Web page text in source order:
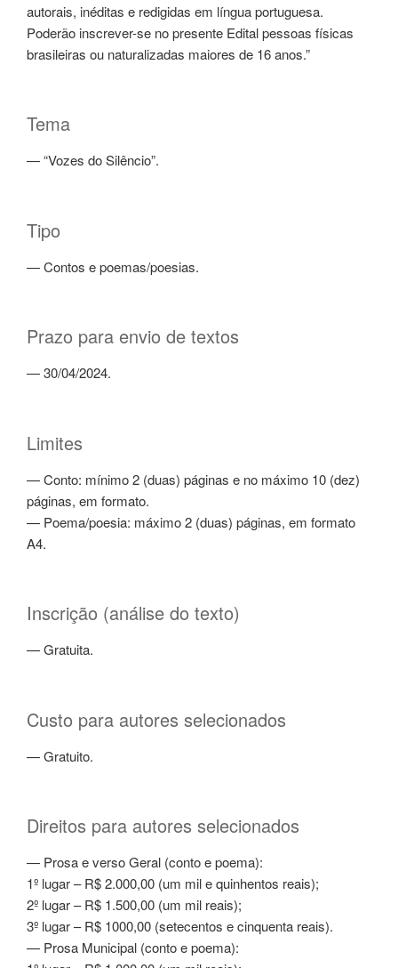
autorais, inéditas e redigidas em língua portuguesa.
Poderão inscrever-se no presente Edital pessoas físicas
brasileiras ou naturalizadas maiores de 16 anos.”
Tema
— “Vozes do Silêncio”.
Tipo
— Contos e poemas/poesias.
Prazo para envio de textos
— 30/04/2024.
Limites
— Conto: mínimo 2 (duas) páginas e no máximo 10 (dez)
páginas, em formato.
— Poema/poesia: máximo 2 (duas) páginas, em formato
A4.
Inscrição (análise do texto)
— Gratuita.
Custo para autores selecionados
— Gratuito.
Direitos para autores selecionados
— Prosa e verso Geral (conto e poema):
1º lugar – R$ 2.000,00 (um mil e quinhentos reais);
2º lugar – R$ 1.500,00 (um mil reais);
3º lugar – R$ 1000,00 (setecentos e cinquenta reais).
— Prosa Municipal (conto e poema):